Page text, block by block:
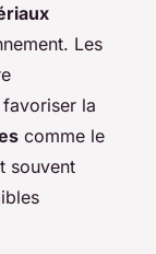
Les
la
comme le
souvent